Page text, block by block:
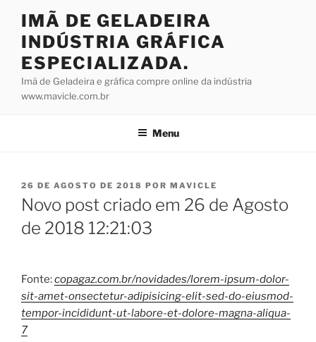
conteúdo
IMÃ DE GELADEIRA
INDÚSTRIA GRÁFICA
ESPECIALIZADA.
Imã de Geladeira e gráfica compre online da indústria
www.mavicle.com.br
Menu
PUBLICADO
EM
26 DE AGOSTO DE 2018 POR MAVICLE
Novo post criado em 26 de Agosto
de 2018 12:21:03
Fonte:copagaz.com.br/novidades/lorem-ipsum-dolor-
sit-amet-onsectetur-adipisicing-elit-sed-do-eiusmod-
tempor-incididunt-ut-labore-et-dolore-magna-aliqua-
7